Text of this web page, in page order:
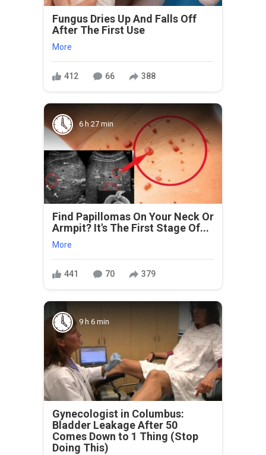
Fungus Dries Up And Falls Off
After The First Use
More
412 66 388
6 h 27 min
Find Papillomas On Your Neck Or
Armpit? It's The First Stage Of...
More
441 70 379
9 h 6 min
Gynecologist in Columbus:
Bladder Leakage After 50
Comes Down to 1 Thing (Stop
Doing This)